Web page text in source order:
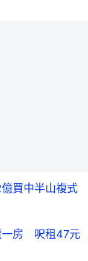
買中半山複式
一房 呎租47元